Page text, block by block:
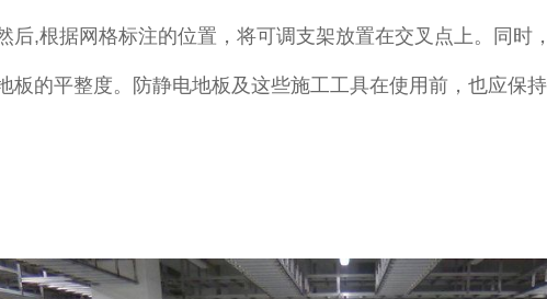
后,根据网格标注的位置，将可调支架放置在交叉点上。同时
板的平整度。防静电地板及这些施工工具在使用前，也应保持